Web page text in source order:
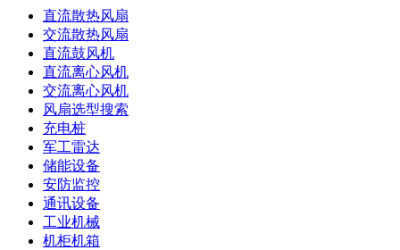
直流散热风扇
交流散热风扇
直流鼓风机
直流离心风机
交流离心风机
风扇选型搜索
充电桩
军工雷达
储能设备
安防监控
通讯设备
工业机械
机柜机箱